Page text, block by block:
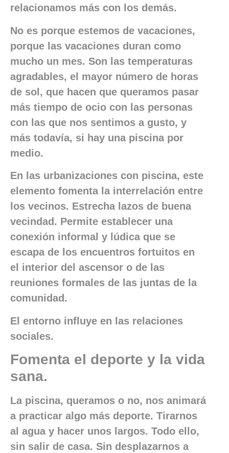
relacionamos más con los demás.
No es porque estemos de vacaciones,
porque las vacaciones duran como
mucho un mes. Son las temperaturas
agradables, el mayor número de horas
de sol, que hacen que queramos pasar
más tiempo de ocio con las personas
con las que nos sentimos a gusto, y
más todavía, si hay una piscina por
medio.
En las urbanizaciones con piscina, este
elemento fomenta la interrelación entre
los vecinos. Estrecha lazos de buena
vecindad. Permite establecer una
conexión informal y lúdica que se
escapa de los encuentros fortuitos en
el interior del ascensor o de las
reuniones formales de las juntas de la
comunidad.
El entorno influye en las relaciones
sociales.
Fomenta el deporte y la vida
sana.
La piscina, queramos o no, nos animará
a practicar algo más deporte. Tirarnos
al agua y hacer unos largos. Todo ello,
sin salir de casa. Sin desplazarnos a